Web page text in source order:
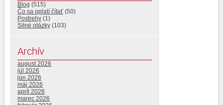
Blog (515)
Čo sa oplatí čítať (50)
Postrehy (1)
Silné otázky (103)
Archív
august 2026
júl 2026
jún 2026
máj 2026
apríl 2026
marec 2026